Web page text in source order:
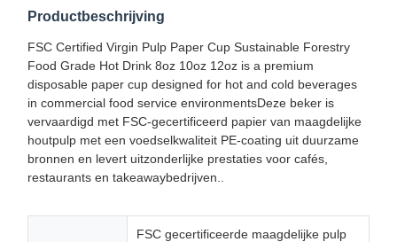
Productbeschrijving
FSC Certified Virgin Pulp Paper Cup Sustainable Forestry
Food Grade Hot Drink 8oz 10oz 12oz is a premium
disposable paper cup designed for hot and cold beverages
in commercial food service environmentsDeze beker is
vervaardigd met FSC-gecertificeerd papier van maagdelijke
houtpulp met een voedselkwaliteit PE-coating uit duurzame
bronnen en levert uitzonderlijke prestaties voor cafés,
restaurants en takeawaybedrijven..
FSC gecertificeerde maagdelijke pulp